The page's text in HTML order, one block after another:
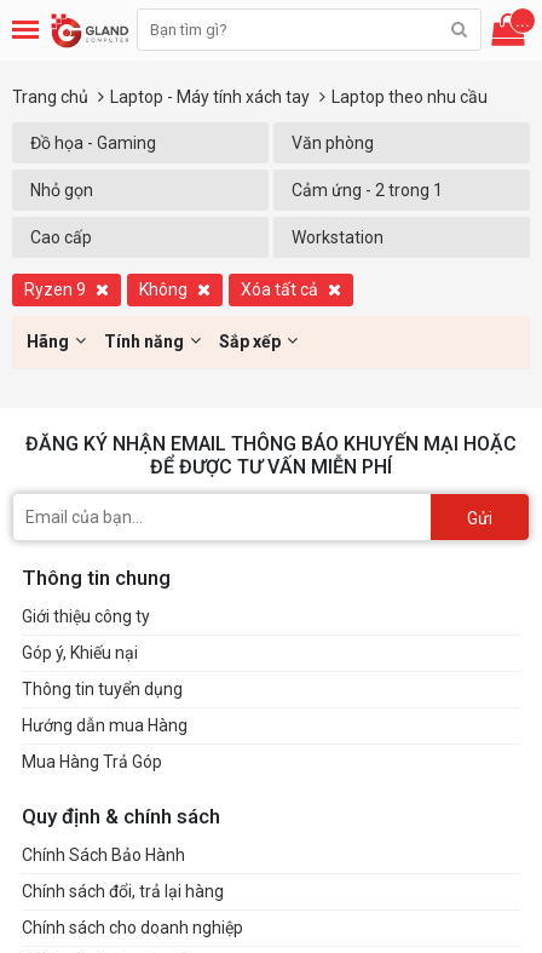
...
Trang chủ Laptop - Máy tính xách tay Laptop theo nhu cầu
Đồ họa - Gaming Văn phòng
Nhỏ gọn Cảm ứng - 2 trong 1
Cao cấp Workstation
Ryzen 9 Không Xóa tất cả
Hãng Tính năng Sắp xếp
ĐĂNG KÝ NHẬN EMAIL THÔNG BÁO KHUYẾN MẠI HOẶC
ĐỂ ĐƯỢC TƯ VẤN MIỄN PHÍ
Gửi
Thông tin chung
Giới thiệu công ty
Góp ý, Khiếu nại
Thông tin tuyển dụng
Hướng dẫn mua Hàng
Mua Hàng Trả Góp
Quy định & chính sách
Chính Sách Bảo Hành
Chính sách đổi, trả lại hàng
Chính sách cho doanh nghiệp